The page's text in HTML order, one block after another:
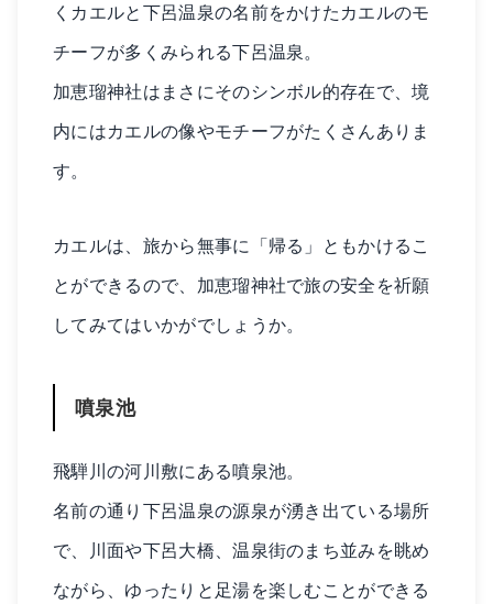
くカエルと下呂温泉の名前をかけたカエルのモ
チーフが多くみられる下呂温泉。
加恵瑠神社はまさにそのシンボル的存在で、境
内にはカエルの像やモチーフがたくさんありま
す。
カエルは、旅から無事に「帰る」ともかけるこ
とができるので、加恵瑠神社で旅の安全を祈願
してみてはいかがでしょうか。
噴泉池
飛騨川の河川敷にある噴泉池。
名前の通り下呂温泉の源泉が湧き出ている場所
で、川面や下呂大橋、温泉街のまち並みを眺め
ながら、ゆったりと足湯を楽しむことができる